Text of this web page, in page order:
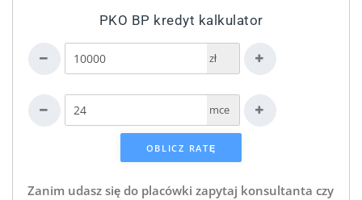
PKO BP kredyt kalkulator
zł
mce
Zanim udasz się do placówki zapytaj konsultanta czy